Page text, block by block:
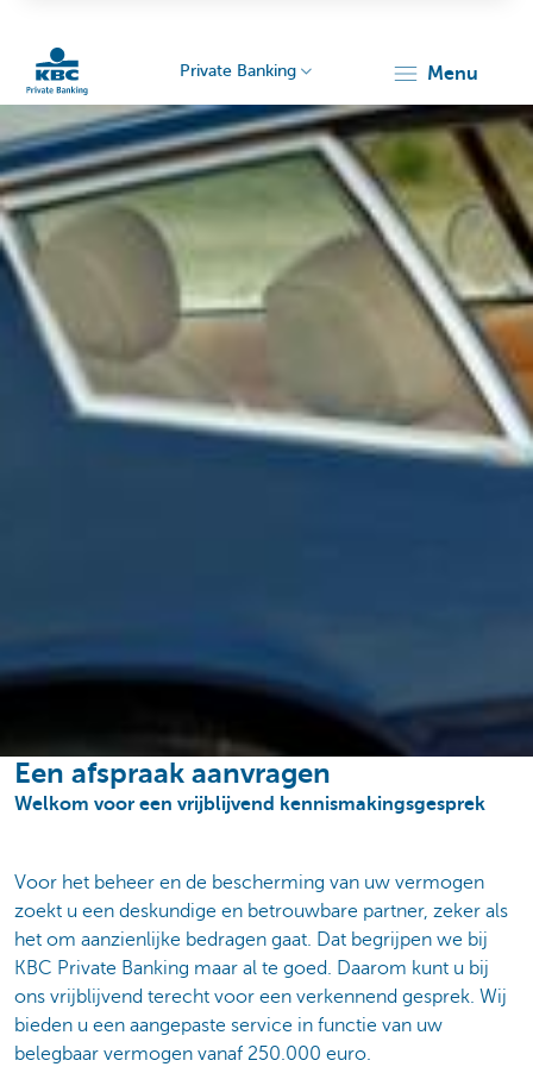
KBC
Particulieren
Private Banking menu
Een afspraak aanvragen
Welkom voor een vrijblijvend kennismakingsgesprek
Voor het beheer en de bescherming van uw vermogen
zoekt u een deskundige en betrouwbare partner, zeker als
het om aanzienlijke bedragen gaat. Dat begrijpen we bij
KBC Private Banking maar al te goed. Daarom kunt u bij
ons vrijblijvend terecht voor een verkennend gesprek. Wij
bieden u een aangepaste service in functie van uw
belegbaar vermogen vanaf 250.000 euro.